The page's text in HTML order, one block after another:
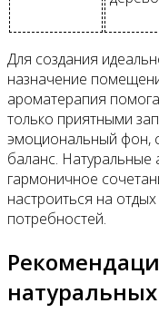
Для создания
назначение
ароматерапия
только приятными
эмоциональный фон,
баланс.
гармоничное
настроиться на
потребностей.